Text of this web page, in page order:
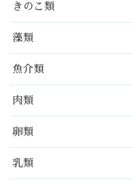
きのこ類
藻類
魚介類
肉類
卵類
乳類